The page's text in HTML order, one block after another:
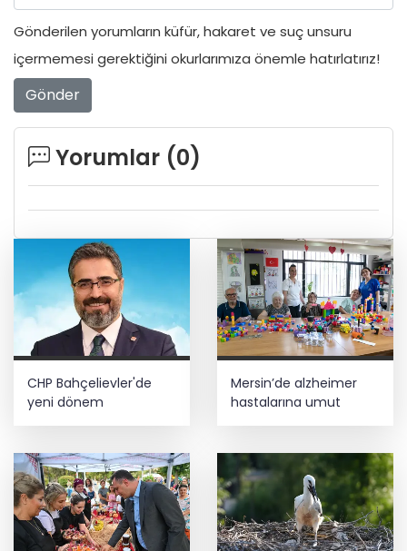
Gönderilen yorumların küfür, hakaret ve suç unsuru
içermemesi gerektiğini okurlarımıza önemle hatırlatırız!
Gönder
Yorumlar (0)
CHP Bahçelievler'de
yeni dönem
Mersin’de alzheimer
hastalarına umut